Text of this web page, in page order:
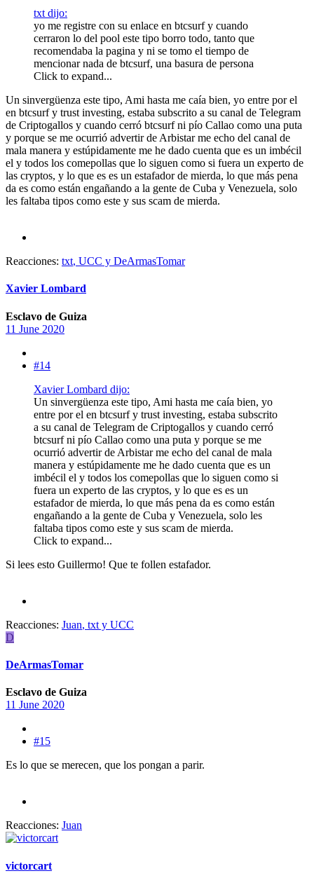
txt dijo:
yo me registre con su enlace en btcsurf y cuando
cerraron lo del pool este tipo borro todo, tanto que
recomendaba la pagina y ni se tomo el tiempo de
mencionar nada de btcsurf, una basura de persona
Click to expand...
Un sinvergüenza este tipo, Ami hasta me caía bien, yo entre por el
en btcsurf y trust investing, estaba subscrito a su canal de Telegram
de Criptogallos y cuando cerró btcsurf ni pío Callao como una puta
y porque se me ocurrió advertir de Arbistar me echo del canal de
mala manera y estúpidamente me he dado cuenta que es un imbécil
el y todos los comepollas que lo siguen como si fuera un experto de
las cryptos, y lo que es es un estafador de mierda, lo que más pena
da es como están engañando a la gente de Cuba y Venezuela, solo
les faltaba tipos como este y sus scam de mierda.
Reacciones: txt, UCC y DeArmasTomar
Xavier Lombard
Esclavo de Guiza
11 June 2020
#14
Xavier Lombard dijo:
Un sinvergüenza este tipo, Ami hasta me caía bien, yo
entre por el en btcsurf y trust investing, estaba subscrito
a su canal de Telegram de Criptogallos y cuando cerró
btcsurf ni pío Callao como una puta y porque se me
ocurrió advertir de Arbistar me echo del canal de mala
manera y estúpidamente me he dado cuenta que es un
imbécil el y todos los comepollas que lo siguen como si
fuera un experto de las cryptos, y lo que es es un
estafador de mierda, lo que más pena da es como están
engañando a la gente de Cuba y Venezuela, solo les
faltaba tipos como este y sus scam de mierda.
Click to expand...
Si lees esto Guillermo! Que te follen estafador.
Reacciones: Juan, txt y UCC
D
DeArmasTomar
Esclavo de Guiza
11 June 2020
#15
Es lo que se merecen, que los pongan a parir.
Reacciones: Juan
victorcart